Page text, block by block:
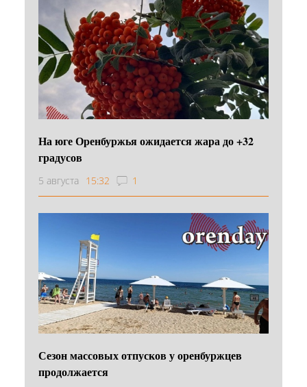
На юге Оренбуржья ожидается жара до +32
градусов
5 августа 15:32 1
Сезон массовых отпусков у оренбуржцев
продолжается